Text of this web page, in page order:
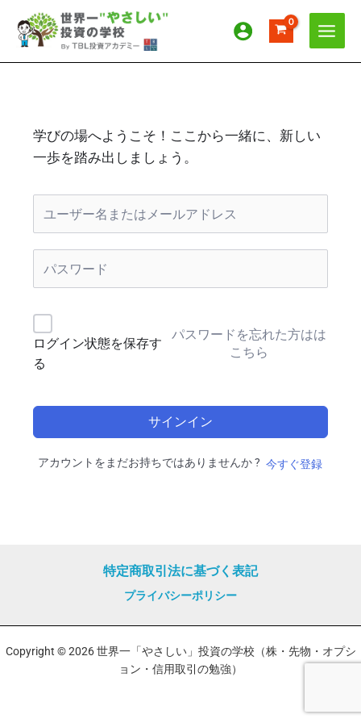
ス
学びの場へようこそ！ここから一緒に、新しい
一歩を踏み出しましょう。
ログイン状態を保存す
る
パスワードを忘れた方はは
こちら
サインイン
アカウントをまだお持ちではありませんか ? 今すぐ登録
特定商取引法に基づく表記
プライバシーポリシー
Copyright © 2026 世界一「やさしい」投資の学校（株・先物・オプシ
ョン・信用取引の勉強）